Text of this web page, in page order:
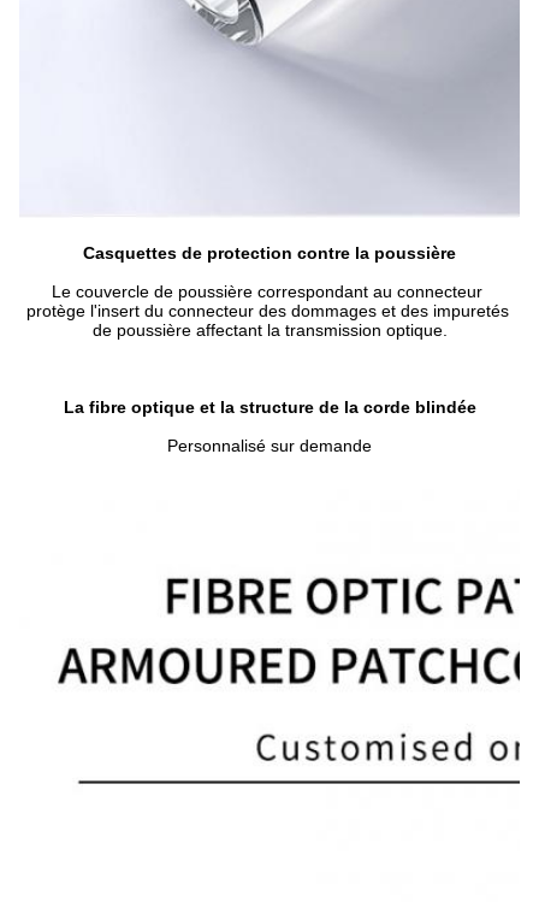
Casquettes de protection contre la poussière
Le couvercle de poussière correspondant au connecteur
protège l'insert du connecteur des dommages et des impuretés
de poussière affectant la transmission optique.
La fibre optique et la structure de la corde blindée
Personnalisé sur demande